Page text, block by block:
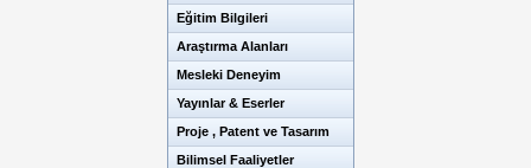
Eğitim Bilgileri
Araştırma Alanları
Mesleki Deneyim
Yayınlar & Eserler
Proje , Patent ve Tasarım
Bilimsel Faaliyetler